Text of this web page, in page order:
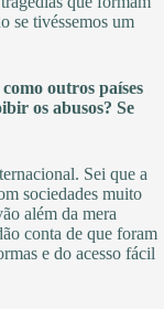
se tivéssemos um
outros países
os abusos? Se
Sei que a
sociedades muito
além da mera
conta de que foram
e do acesso fácil